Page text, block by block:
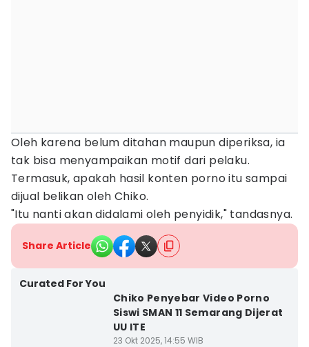
Oleh karena belum ditahan maupun diperiksa, ia
tak bisa menyampaikan motif dari pelaku.
Termasuk, apakah hasil konten porno itu sampai
dijual belikan oleh Chiko.
"Itu nanti akan didalami oleh penyidik," tandasnya.
Share Article
Curated For You
Chiko Penyebar Video Porno
Siswi SMAN 11 Semarang Dijerat
UU ITE
23 Okt 2025, 14:55 WIB